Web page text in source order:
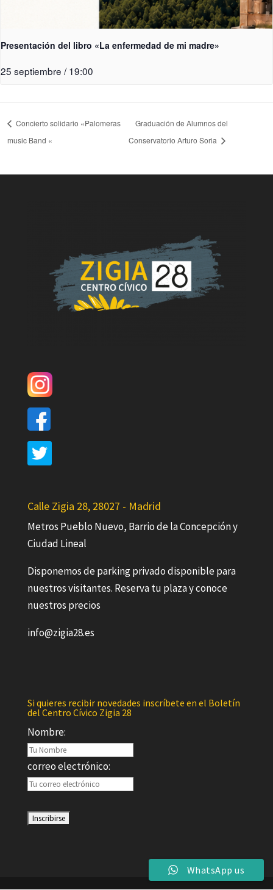
Presentación del libro «La enfermedad de mi madre»
25 septiembre / 19:00
Concierto solidario «Palomeras
music Band «
Graduación de Alumnos del
Conservatorio Arturo Soria
Calle Zigia 28, 28027 - Madrid
Metros Pueblo Nuevo, Barrio de la Concepción y
Ciudad Lineal
Disponemos de parking privado disponible para
nuestros visitantes. Reserva tu plaza y conoce
nuestros precios
info@zigia28.es
Si quieres recibir novedades inscríbete en el Boletín
del Centro Cívico Zigia 28
Nombre:
correo electrónico:
WhatsApp us